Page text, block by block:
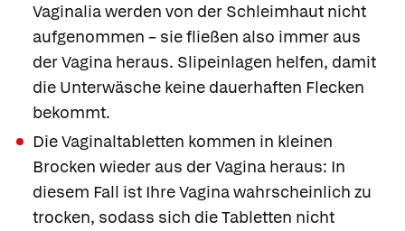
Vaginalia werden von der Schleimhaut nicht
aufgenommen – sie fließen also immer aus
der Vagina heraus. Slipeinlagen helfen, damit
die Unterwäsche keine dauerhaften Flecken
bekommt.
Die Vaginaltabletten kommen in kleinen
Brocken wieder aus der Vagina heraus: In
diesem Fall ist Ihre Vagina wahrscheinlich zu
trocken, sodass sich die Tabletten nicht